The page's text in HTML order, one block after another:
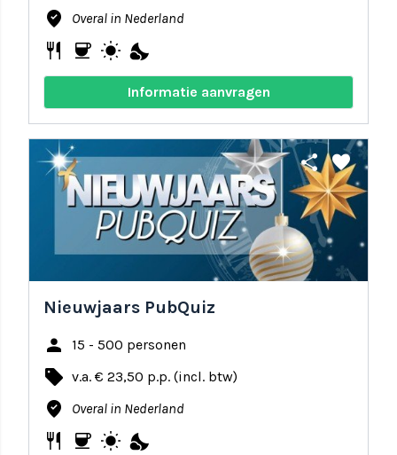
where_to_vote Overal in Nederland
restaurant coffee wb_sunny nights_stay
Informatie aanvragen
share favorite
Nieuwjaars PubQuiz
person 15 - 500 personen
local_offer v.a. € 23,50 p.p. (incl. btw)
where_to_vote Overal in Nederland
restaurant coffee wb_sunny nights_stay